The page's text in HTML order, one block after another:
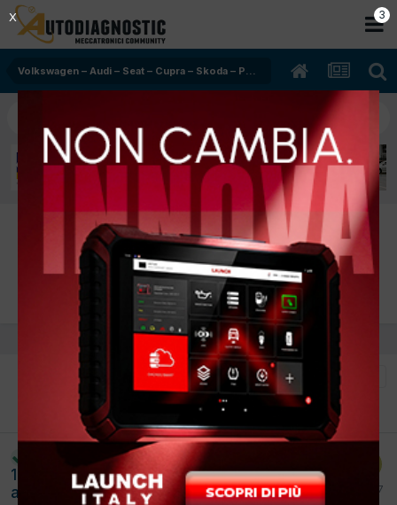
Volkswagen – Audi – Seat – Cupra – Skoda – Porsche – Man
Volkswagen – Audi – Seat – Cupra – Skoda
– Porsche – Man - Clima
Sezione riservata alla diagnosi, codici errore e manutenzione
dei sistemi di climatizzazione automatica e manuale.
ORDINA PER FILTRA PER
AVANTI
Pagina 1 di 9
[Volkswagen Polo 05/2022
1000cc DLA 70Kw Benzina] Ventola
abitacolo non parte
2
X